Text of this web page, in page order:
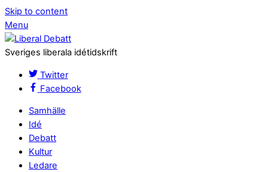
Skip to content
Menu
Sveriges liberala idétidskrift
Twitter
Facebook
Samhälle
Idé
Debatt
Kultur
Ledare